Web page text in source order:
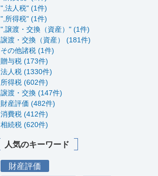
",法人税" (1件)
",所得税" (1件)
",譲渡・交換（資産）" (1件)
譲渡・交換（資産） (181件)
その他諸税 (1件)
贈与税 (173件)
法人税 (1330件)
所得税 (602件)
譲渡・交換 (147件)
財産評価 (482件)
消費税 (412件)
相続税 (620件)
人気のキーワード
財産評価